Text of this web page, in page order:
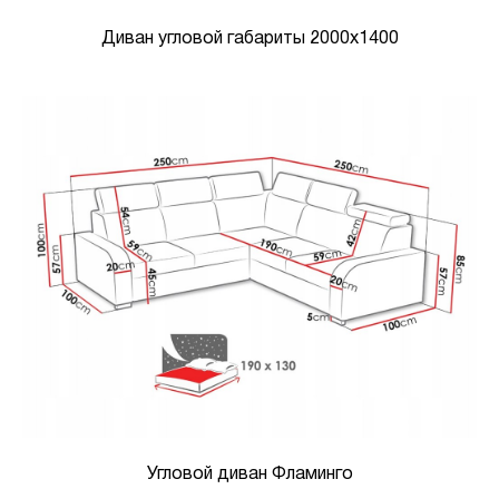
Диван угловой габариты 2000х1400
Угловой диван Фламинго